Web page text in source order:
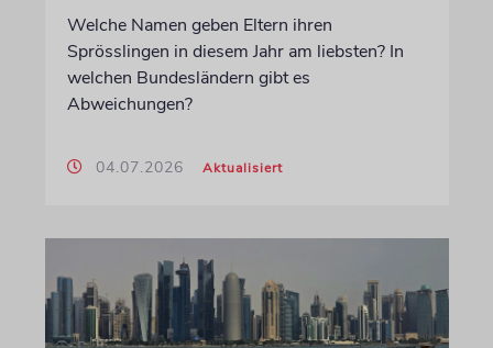
Welche Namen geben Eltern ihren
Sprösslingen in diesem Jahr am liebsten? In
welchen Bundesländern gibt es
Abweichungen?
04.07.2026 Aktualisiert